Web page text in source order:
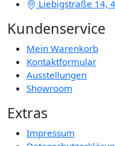
Liebigstraße 14,
Kundenservice
Mein Warenkorb
Kontaktformular
Ausstellungen
Showroom
Extras
Impressum